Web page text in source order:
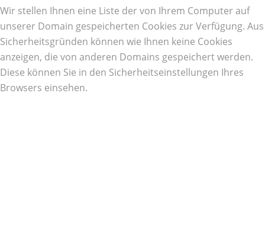
Wir stellen Ihnen eine Liste der von Ihrem Computer auf
unserer Domain gespeicherten Cookies zur Verfügung. Aus
Sicherheitsgründen können wie Ihnen keine Cookies
anzeigen, die von anderen Domains gespeichert werden.
Diese können Sie in den Sicherheitseinstellungen Ihres
Browsers einsehen.